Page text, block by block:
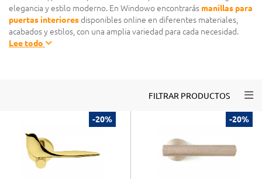
elegancia y estilo moderno. En Windowo encontrarás manillas para
puertas interioresdisponibles online en diferentes materiales,
acabados y estilos, con una amplia variedad para cada necesidad.
Lee todo
FILTRAR PRODUCTOS
-20% -20%